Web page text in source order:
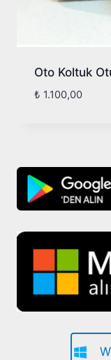
Oto Koltuk
₺ 1.100,00